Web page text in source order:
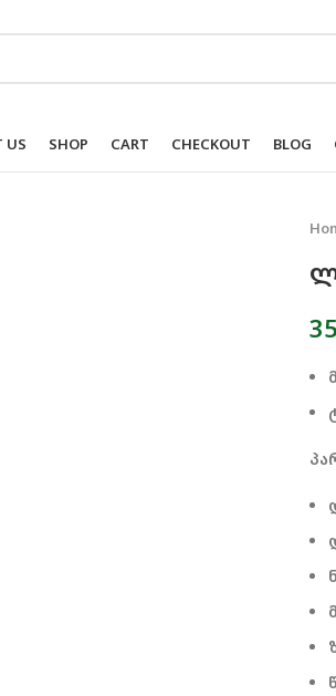
US SHOP CART CHECKOUT BLOG